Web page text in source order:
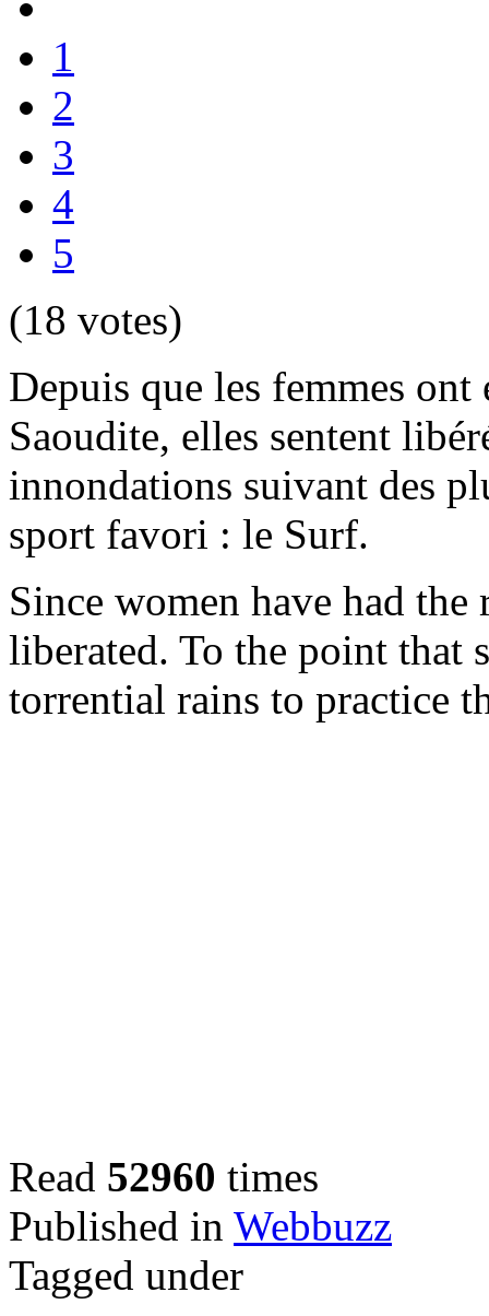
1
2
3
4
5
(18 votes)
Depuis que les femmes
Saoudite, elles sentent
innondations suivant des
sport favori : le Surf.
Since women have had
liberated. To the point
torrential rains to practice
Read 52960 times
Published in Webbuzz
Tagged under